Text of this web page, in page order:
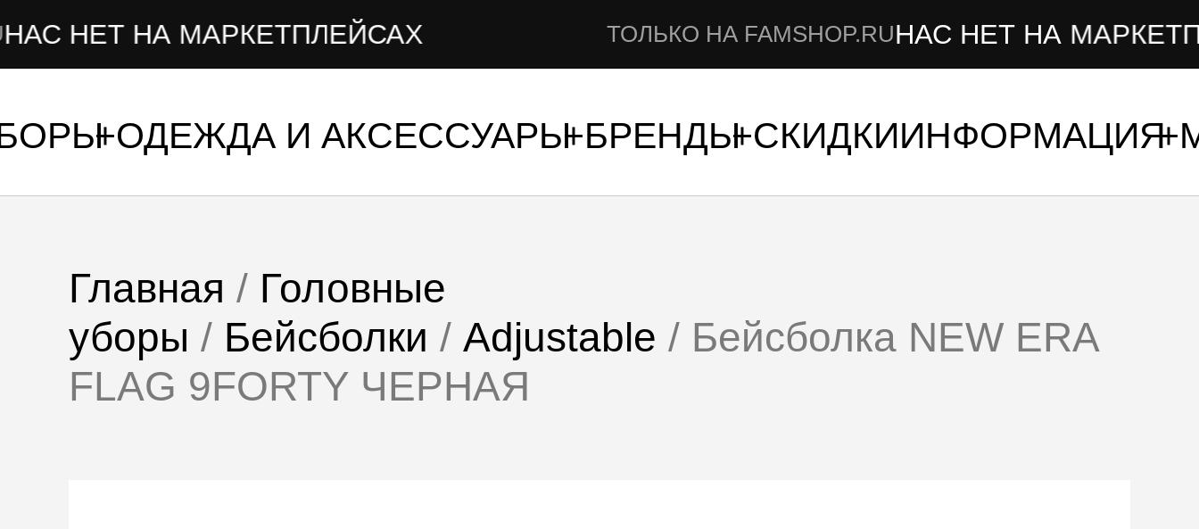
ТОЛЬКО НА FAMSHOP.RUНАС НЕТ НА
НА МАРКЕТПЛЕЙСАХ
ОДЕЖДА И АКСЕССУАРЫБРЕНДЫСКИДКИИНФОРМАЦИЯ
Главная / Головные
уборы / Бейсболки /Adjustable / Бейсболка NEW ERA
FLAG 9FORTY ЧЕРНАЯ